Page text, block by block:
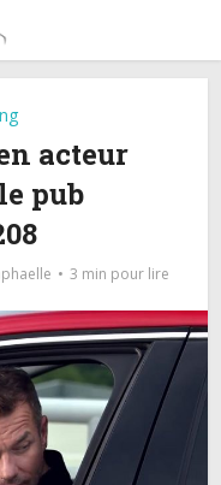
acteur
pub
3 min pour lire